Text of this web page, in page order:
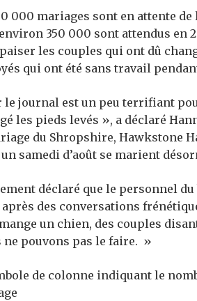
000 mariages sont en attente
350 000 sont attendus en
les couples qui ont dû
qui ont été sans travail
le journal est un peu terrifiant
les pieds levés », a déclaré
du Shropshire, Hawkstone
samedi d’août se marient
déclaré que le personnel
des conversations
un chien, des couples
ne pouvons pas le faire. »